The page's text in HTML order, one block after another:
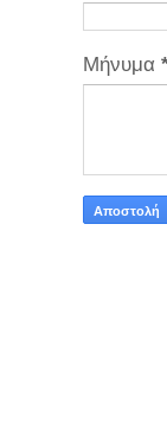
Μήνυμα